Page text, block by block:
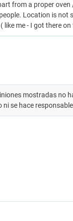
from a proper
Location is not
like me - I got there
mostradas no
ni se hace